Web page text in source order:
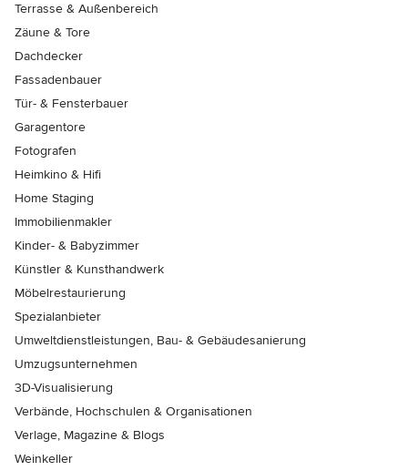
Terrasse & Außenbereich
Zäune & Tore
Dachdecker
Fassadenbauer
Tür- & Fensterbauer
Garagentore
Fotografen
Heimkino & Hifi
Home Staging
Immobilienmakler
Kinder- & Babyzimmer
Künstler & Kunsthandwerk
Möbelrestaurierung
Spezialanbieter
Umweltdienstleistungen, Bau- & Gebäudesanierung
Umzugsunternehmen
3D-Visualisierung
Verbände, Hochschulen & Organisationen
Verlage, Magazine & Blogs
Weinkeller